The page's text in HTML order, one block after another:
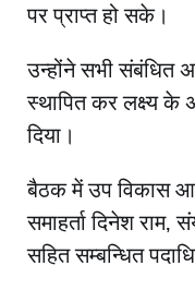
पर प्राप्त हो सके।
उन्होंने सभी संबंधित
स्थापित कर लक्ष्य के
दिया।
बैठक में उप विकास
समाहर्ता दिनेश राम,
सहित सम्बन्धित